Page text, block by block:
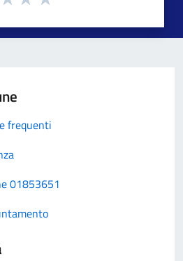
frequenti
01853651